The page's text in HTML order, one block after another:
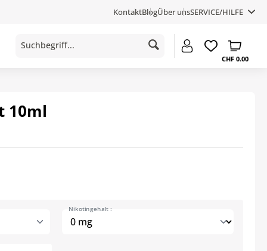
KontaktBlogÜber unsSERVICE/HILFE
CHF 0.00
10ml
Nikotingehalt :